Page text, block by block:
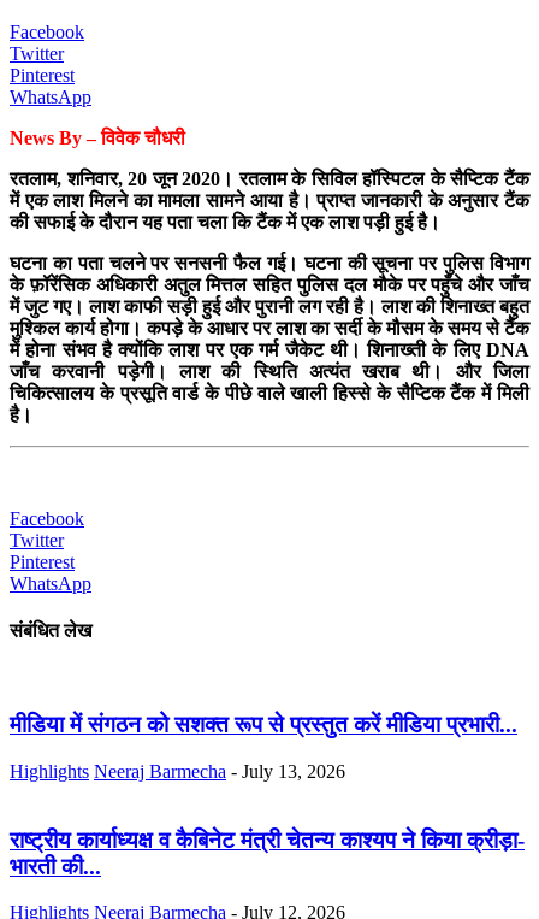
Facebook
Twitter
Pinterest
WhatsApp
News By – विवेक चौधरी
रतलाम, शनिवार, 20 जून 2020। रतलाम के सिविल हॉस्पिटल के सैप्टिक टैंक
में एक लाश मिलने का मामला सामने आया है। प्राप्त जानकारी के अनुसार टैंक
की सफाई के दौरान यह पता चला कि टैंक में एक लाश पड़ी हुई है।
घटना का पता चलने पर सनसनी फैल गई। घटना की सूचना पर पुलिस विभाग
के फ़ॉरेंसिक अधिकारी अतुल मित्तल सहित पुलिस दल मौके पर पहुँचे और जाँच
में जुट गए। लाश काफी सड़ी हुई और पुरानी लग रही है। लाश की शिनाख्त बहुत
मुश्किल कार्य होगा। कपड़े के आधार पर लाश का सर्दी के मौसम के समय से टैंक
में होना संभव है क्योंकि लाश पर एक गर्म जैकेट थी। शिनाख्ती के लिए DNA
जाँच करवानी पड़ेगी। लाश की स्थिति अत्यंत खराब थी। और जिला
चिकित्सालय के प्रसूति वार्ड के पीछे वाले खाली हिस्से के सैप्टिक टैंक में मिली
है।
Facebook
Twitter
Pinterest
WhatsApp
संबंधित लेख
मीडिया में संगठन को सशक्त रूप से प्रस्तुत करें मीडिया प्रभारी...
Highlights Neeraj Barmecha - July 13, 2026
राष्ट्रीय कार्याध्यक्ष व कैबिनेट मंत्री चेतन्य काश्यप ने किया क्रीड़ा-
भारती की...
Highlights Neeraj Barmecha - July 12, 2026